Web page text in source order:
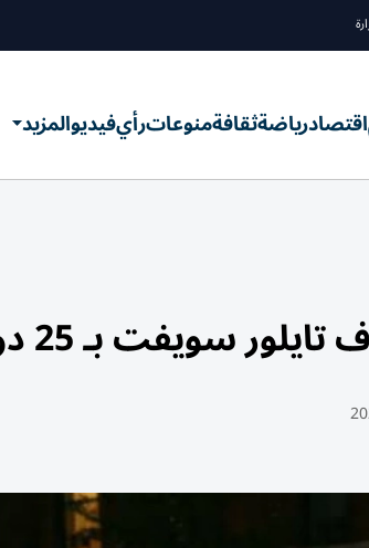
اقتصادرياضةثقافةمنوعاترأيفيديوالمزيد
سويفت بـ 25 دولاراً